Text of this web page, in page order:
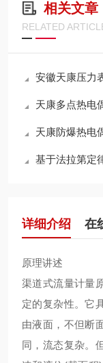
相关文章
RELATED
安徽天康压力表安装
天康多点热电
天康防爆热电
基于法拉第定律的
详细介绍 在
原理讲述
渠道式流量计量
定的复杂性。它
由液面，不但断
同，流态复杂。